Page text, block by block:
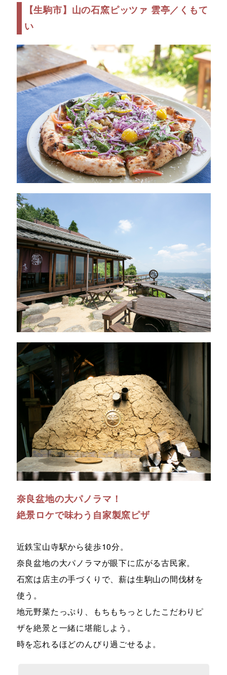
【生駒市】山の石窯ピッツァ 雲亭／くもて
い
奈良盆地の大パノラマ！
絶景ロケで味わう自家製窯ピザ
近鉄宝山寺駅から徒歩10分。
奈良盆地の大パノラマが眼下に広がる古民家。
石窯は店主の手づくりで、薪は生駒山の間伐材を
使う。
地元野菜たっぷり、もちもちっとしたこだわりピ
ザを絶景と一緒に堪能しよう。
時を忘れるほどのんびり過ごせるよ。